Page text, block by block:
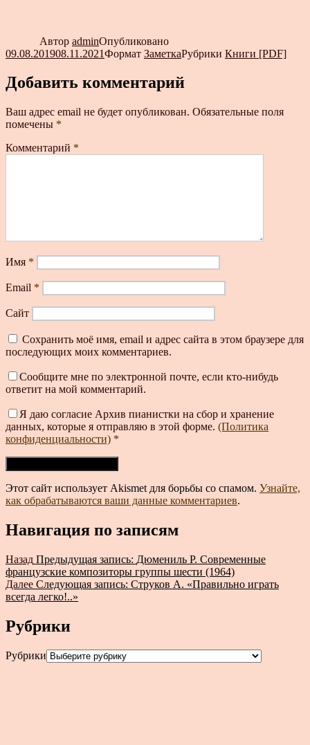
Автор adminОпубликовано
09.08.201908.11.2021Формат ЗаметкаРубрики Книги [PDF]
Добавить комментарий
Ваш адрес email не будет опубликован. Обязательные поля
помечены *
Комментарий *
Имя *
Email *
Сайт
Сохранить моё имя, email и адрес сайта в этом браузере для
последующих моих комментариев.
Сообщите мне по электронной почте, если кто-нибудь
ответит на мой комментарий.
Я даю согласие Архив пианистки на сбор и хранение
данных, которые я отправляю в этой форме. (Политика
конфиденциальности) *
Этот сайт использует Akismet для борьбы со спамом. Узнайте,
как обрабатываются ваши данные комментариев.
Навигация по записям
Назад Предыдущая запись: Дюмениль Р. Современные
французские композиторы группы шести (1964)
Далее Следующая запись: Струков А. «Правильно играть
всегда легко!..»
Рубрики
Рубрики